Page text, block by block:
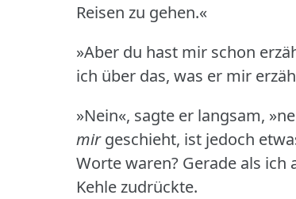
Reisen zu gehen.«
»Aber du hast mir schon
ich über das, was er mir
»Nein«, sagte er langsam,
mirgeschieht, ist jedoch
Worte waren? Gerade als ich
Kehle zudrückte.